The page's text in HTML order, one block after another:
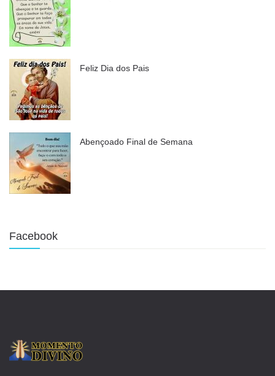
Feliz Dia dos Pais
Abençoado Final de Semana
Facebook